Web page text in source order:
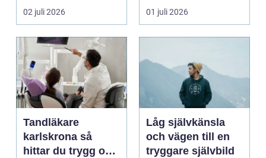
02 juli 2026
ofta mindre
uppmärksamh...
01 juli 2026
Tandläkare
karlskrona så
hittar du trygg och
Låg självkänsla
och vägen till en
tryggare självbild